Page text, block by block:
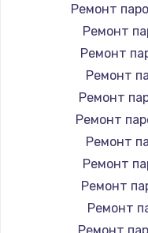
Ремонт
Ремонт
Ремонт
Ремонт
Ремонт
Ремонт
Ремонт
Ремонт
Ремонт
Ремонт
Ремонт